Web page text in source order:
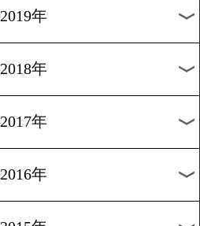
過去のニュース
2025年
2024年